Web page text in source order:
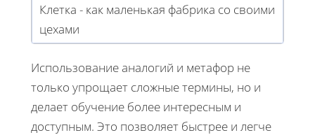
Клетка - как маленькая фабрика со своими
цехами
Использование аналогий и метафор не
только упрощает сложные термины, но и
делает обучение более интересным и
доступным. Это позволяет быстрее и легче